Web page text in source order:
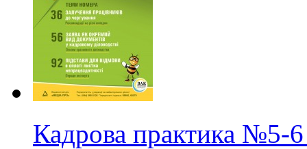
Кадрова практика №5-6